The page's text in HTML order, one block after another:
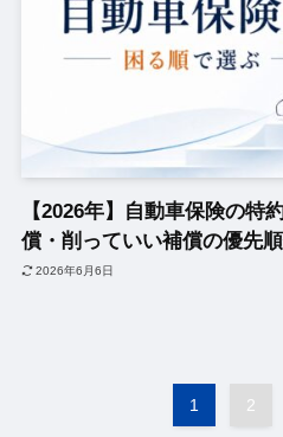
【2026年】自動車保険の特
償・削っていい補償の優先
2026年6月6日
1 2